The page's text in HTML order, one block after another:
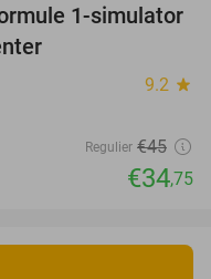
23%
1-simulator
9.2 star
Regulier €45
€34,75